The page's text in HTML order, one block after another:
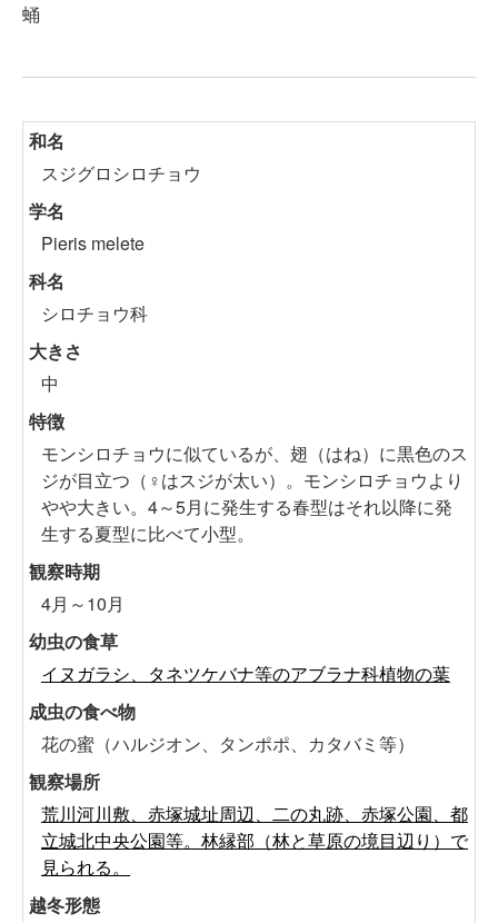
蛹
和名
スジグロシロチョウ
学名
Pieris melete
科名
シロチョウ科
大きさ
中
特徴
モンシロチョウに似ているが、翅（はね）に黒色のス
ジが目立つ（♀はスジが太い）。モンシロチョウより
やや大きい。4～5月に発生する春型はそれ以降に発
生する夏型に比べて小型。
観察時期
4月～10月
幼虫の食草
イヌガラシ、タネツケバナ等のアブラナ科植物の葉
成虫の食べ物
花の蜜（ハルジオン、タンポポ、カタバミ等）
観察場所
荒川河川敷、赤塚城址周辺、二の丸跡、赤塚公園、都
立城北中央公園等。林縁部（林と草原の境目辺り）で
見られる。
越冬形態